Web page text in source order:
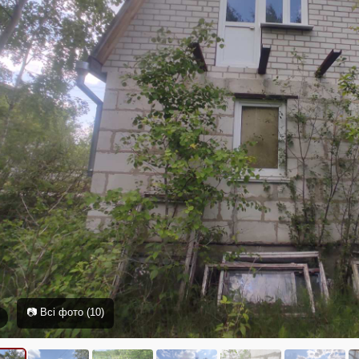
📷 Всі фото (10)